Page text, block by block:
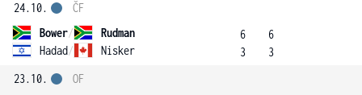
24.10.
Bower/
Rudman
Hadad/ Nisker
ČF
6
3
6
3
23.10.
OF